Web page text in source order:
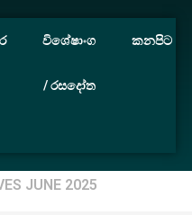
විශේෂාංග
/ රසදෝත
කනපිට
JUNE 2025